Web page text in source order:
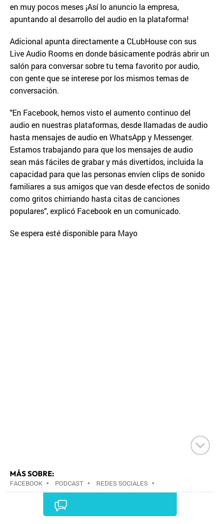
en muy pocos meses ¡Así lo anuncio la empresa,
apuntando al desarrollo del audio en la plataforma!
Adicional apunta directamente a CLubHouse con sus
Live Audio Rooms en donde básicamente podrás abrir un
salón para conversar sobre tu tema favorito por audio,
con gente que se interese por los mismos temas de
conversación.
"En Facebook, hemos visto el aumento continuo del
audio en nuestras plataformas, desde llamadas de audio
hasta mensajes de audio en WhatsApp y Messenger.
Estamos trabajando para que los mensajes de audio
sean más fáciles de grabar y más divertidos, incluida la
capacidad para que las personas envíen clips de sonido
familiares a sus amigos que van desde efectos de sonido
como gritos chirriando hasta citas de canciones
populares", explicó Facebook en un comunicado.
Se espera esté disponible para Mayo
MÁS SOBRE:
FACEBOOK • PODCAST • REDES SOCIALES •
ARCHIVOS MULTIMEDIA•INTERNET•EMPRESAS
•TELECOMUNICACIONES
COMUNICACIONES•